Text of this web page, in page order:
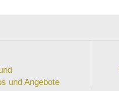
und Angebote